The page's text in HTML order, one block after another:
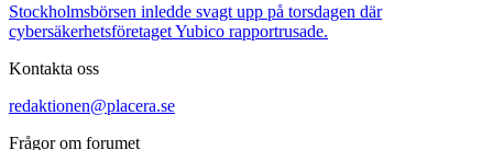
Stockholmsbörsen inledde svagt upp på torsdagen där
cybersäkerhetsföretaget Yubico rapportrusade.
Kontakta oss
redaktionen@placera.se
Frågor om forumet